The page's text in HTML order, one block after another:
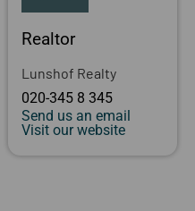
Realtor
Lunshof Realty
020-345 8 345
Send us an email
Visit our website